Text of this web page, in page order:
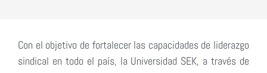
Con el objetivo de fortalecer las capacidades de liderazgo
sindical en todo el país, la Universidad SEK, a través de